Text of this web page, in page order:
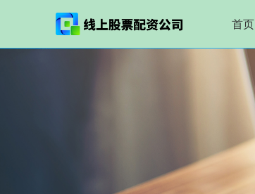
首页